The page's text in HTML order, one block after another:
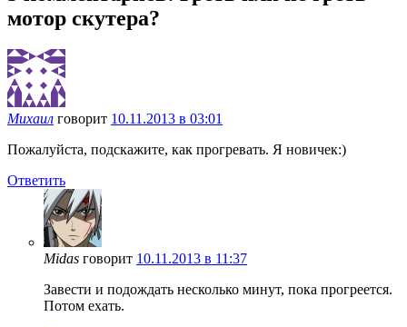
мотор скутера?
Михаил говорит 10.11.2013 в 03:01
Пожалуйста, подскажите, как прогревать. Я новичек:)
Ответить
Midas говорит 10.11.2013 в 11:37
Завести и подождать несколько минут, пока прогреется.
Потом ехать.